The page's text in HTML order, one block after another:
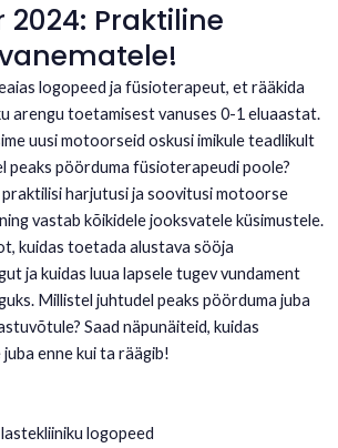
2024: Praktiline
logopeed ja füsioterapeut, et rääkida
arengu toetamisest vanuses 0-1 eluaastat.
uusi motoorseid oskusi imikule teadlikult
peaks pöörduma füsioterapeudi poole?
harjutusi ja soovitusi motoorse
vastab kõikidele jooksvatele küsimustele.
kuidas toetada alustava sööja
ja kuidas luua lapsele tugev vundament
Millistel juhtudel peaks pöörduma juba
Saad näpunäiteid, kuidas
enne kui ta räägib!
logopeed